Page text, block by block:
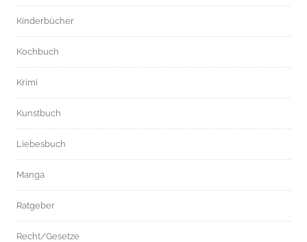
Kinderbücher
Kochbuch
Krimi
Kunstbuch
Liebesbuch
Manga
Ratgeber
Recht/Gesetze